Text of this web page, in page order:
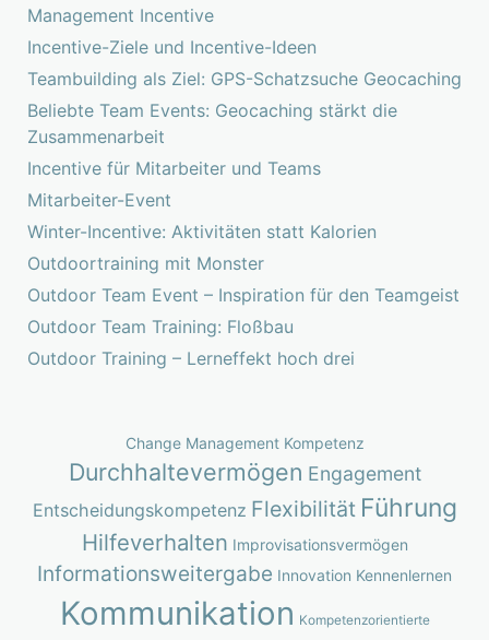
Management Incentive
Incentive-Ziele und Incentive-Ideen
Teambuilding als Ziel: GPS-Schatzsuche Geocaching
Beliebte Team Events: Geocaching stärkt die
Zusammenarbeit
Incentive für Mitarbeiter und Teams
Mitarbeiter-Event
Winter-Incentive: Aktivitäten statt Kalorien
Outdoortraining mit Monster
Outdoor Team Event – Inspiration für den Teamgeist
Outdoor Team Training: Floßbau
Outdoor Training – Lerneffekt hoch drei
Change Management Kompetenz
Durchhaltevermögen Engagement
Entscheidungskompetenz Flexibilität Führung
Hilfeverhalten Improvisationsvermögen
Informationsweitergabe Innovation Kennenlernen
Kommunikation Kompetenzorientierte